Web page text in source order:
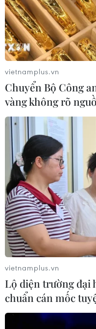
vietnamplus.vn
Chuyển Bộ Công
vàng không rõ
vietnamplus.vn
Lộ diện trường đại
chuẩn cán mốc